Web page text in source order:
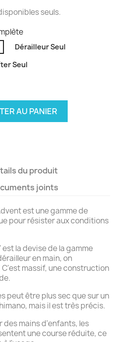
seuls.
Dérailleur Seul
Seul
AU PANIER
du produit
joints
est une gamme de
pour résister aux conditions
est la devise de la gamme
en main, on
massif, une construction
peut être plus sec que sur un
mais il est très précis.
mains d'enfants, les
une course réduite, ce